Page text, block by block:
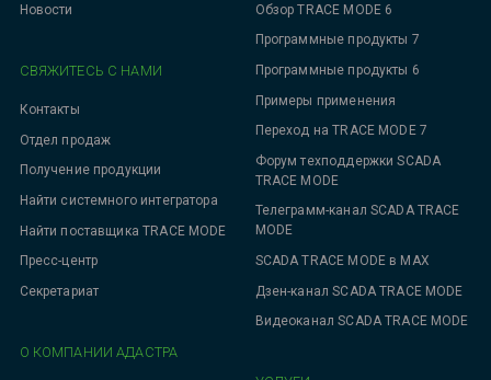
Новости
Обзор TRACE MODE 6
Программные продукты 7
Программные продукты 6
Примеры применения
Переход на TRACE MODE 7
Форум техподдержки SCADA
TRACE MODE
Телеграмм-канал SCADA TRACE
MODE
SCADA TRACE MODE в MAX
Дзен-канал SCADA TRACE MODE
Видеоканал SCADA TRACE MODE
СВЯЖИТЕСЬ С НАМИ
Контакты
Отдел продаж
Получение продукции
Найти системного интегратора
Найти поставщика TRACE MODE
Пресс-центр
Секретариат
О КОМПАНИИ АДАСТРА